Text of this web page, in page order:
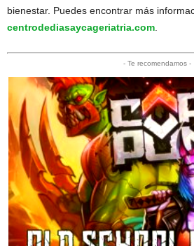
bienestar. Puedes encontrar más
centrodediasaycageriatria.com
- Te recomendamos -